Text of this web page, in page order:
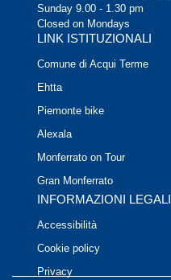
Sunday 9.00 - 1.30 pm
Closed on Mondays
LINK ISTITUZIONALI
Comune di Acqui Terme
Ehtta
Piemonte bike
Alexala
Monferrato on Tour
Gran Monferrato
INFORMAZIONI LEGALI
Accessibilità
Cookie policy
Privacy